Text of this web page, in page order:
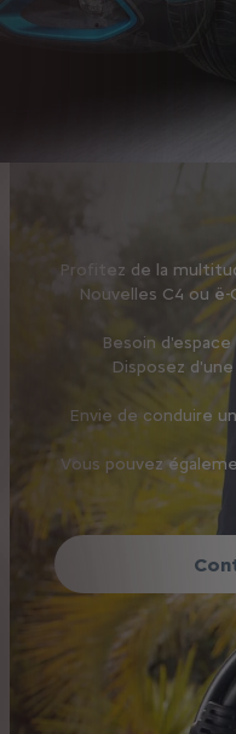
Profitez de la
Nouvelles C4 ou
Besoin
Disposez
Envie de conduire
Vous pouvez